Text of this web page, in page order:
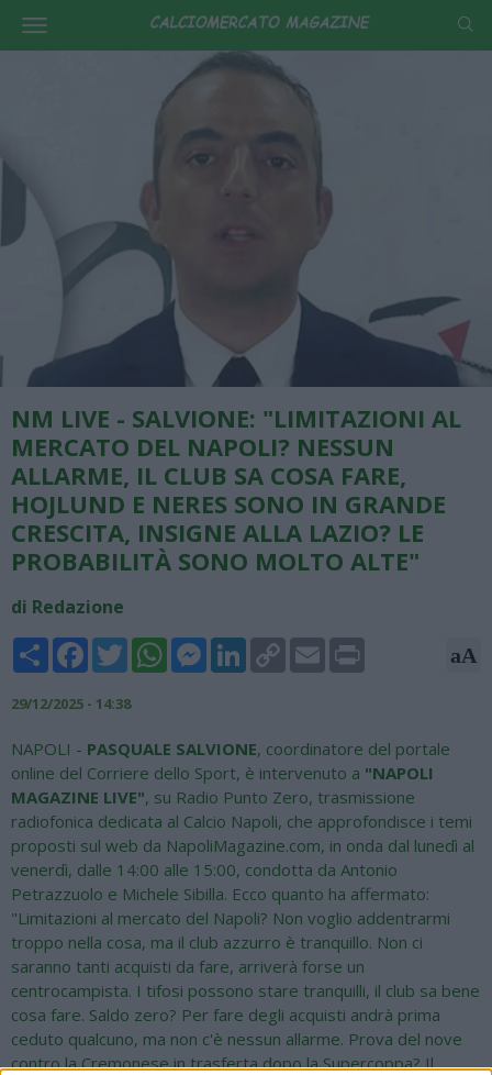
NM LIVE - SALVIONE: "LIMITAZIONI AL
MERCATO DEL NAPOLI? NESSUN
ALLARME, IL CLUB SA COSA FARE,
HOJLUND E NERES SONO IN GRANDE
CRESCITA, INSIGNE ALLA LAZIO? LE
PROBABILITÀ SONO MOLTO ALTE"
di Redazione
Share FacebookTwitterWhatsAppMessengerLinkedInCopy
Link
Email aA
29/12/2025 - 14:38
NAPOLI - PASQUALE SALVIONE, coordinatore del portale
online del Corriere dello Sport, è intervenuto a "NAPOLI
MAGAZINE LIVE", su Radio Punto Zero, trasmissione
radiofonica dedicata al Calcio Napoli, che approfondisce i temi
proposti sul web da NapoliMagazine.com, in onda dal lunedì al
venerdì, dalle 14:00 alle 15:00, condotta da Antonio
Petrazzuolo e Michele Sibilla. Ecco quanto ha affermato:
"Limitazioni al mercato del Napoli? Non voglio addentrarmi
troppo nella cosa, ma il club azzurro è tranquillo. Non ci
saranno tanti acquisti da fare, arriverà forse un
centrocampista. I tifosi possono stare tranquilli, il club sa bene
cosa fare. Saldo zero? Per fare degli acquisti andrà prima
ceduto qualcuno, ma non c'è nessun allarme. Prova del nove
contro la Cremonese in trasferta dopo la Supercoppa? Il